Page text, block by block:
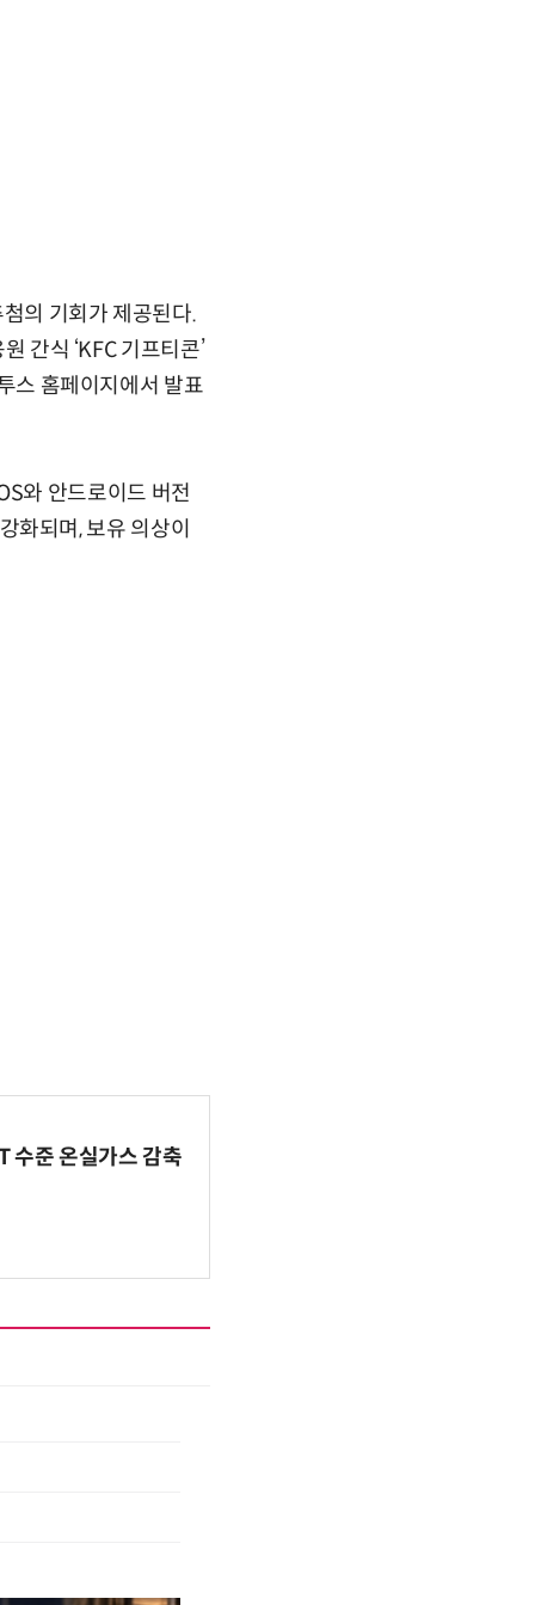
의 기회가 제공된다.
간식 ‘KFC 기프티콘’
스 홈페이지에서 발표
와 안드로이드 버전
화되며, 보유 의상이
준 온실가스 감축